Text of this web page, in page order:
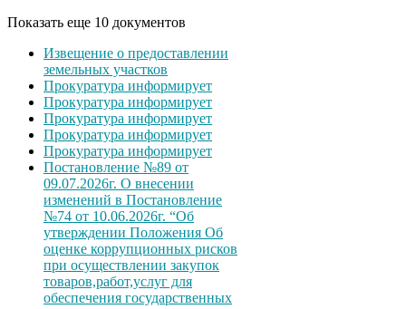
Показать еще 10 документов
Извещение о предоставлении
земельных участков
Прокуратура информирует
Прокуратура информирует
Прокуратура информирует
Прокуратура информирует
Прокуратура информирует
Постановление №89 от
09.07.2026г. О внесении
изменений в Постановление
№74 от 10.06.2026г. “Об
утверждении Положения Об
оценке коррупционных рисков
при осуществлении закупок
товаров,работ,услуг для
обеспечения государственных